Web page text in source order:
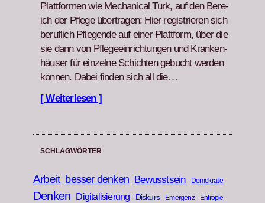
Plat­tfor­men wie Mechan­i­cal Turk, auf den Bere­
ich der Pflege über­tra­gen: Hier reg­istri­eren sich
beru­flich Pfle­gende auf ein­er Plat­tform, über die
sie dann von Pflegeein­rich­tun­gen und Kranken­
häuser für einzelne Schicht­en gebucht wer­den
kön­nen. Dabei find­en sich all die…
[ Weiterlesen ]
SCHLAGWÖRTER
Arbeit besser denken Bewusstsein Demokratie
Denken Digitalisierung Diskurs Emergenz
Entropie